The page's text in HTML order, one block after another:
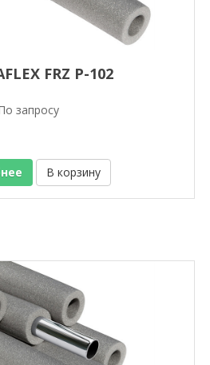
FRZ P-102
запросу
В корзину